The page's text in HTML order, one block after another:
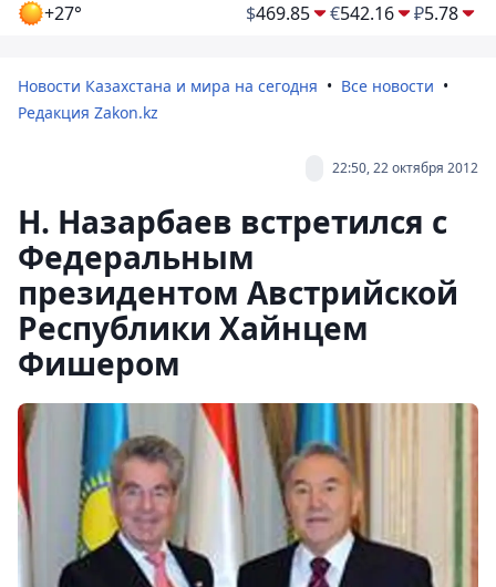
+27° $469.85 €542.16 ₽5.78
Новости Казахстана и мира на сегодня
Все новости
Редакция Zakon.kz
22:50, 22 октября 2012
Н. Назарбаев встретился с
Федеральным
президентом Австрийской
Республики Хайнцем
Фишером